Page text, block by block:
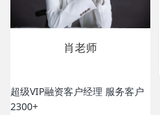
肖老师
超级VIP融资客户经理 服务客户
2300+